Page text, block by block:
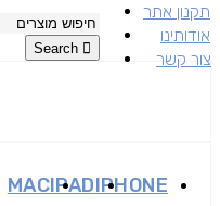
תקנון אתר
אודותינו
צור קשר
IPHONE
IPAD
MAC
Search